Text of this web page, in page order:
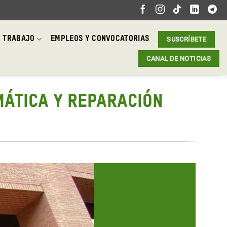
TRABAJO EMPLEOS Y CONVOCATORIAS SUSCRÍBETE
CANAL DE NOTICIAS
Y REPARACIÓN